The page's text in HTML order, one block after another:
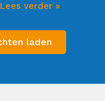
Lees verder »
laden